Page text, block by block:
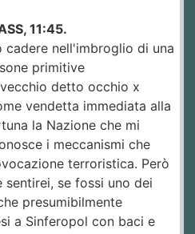
11:45.
cadere nell'imbroglio di una
primitive
detto occhio x
vendetta immediata alla
la Nazione che mi
i meccanismi che
terroristica. Però
se fossi uno dei
presumibilmente
a Sinferopol con baci e